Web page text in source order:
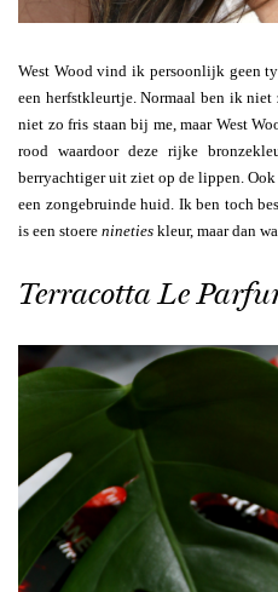
West Wood vind ik persoonlijk geen
een herfstkleurtje. Normaal ben ik
niet zo fris staan bij me, maar West
rood waardoor deze rijke
berryachtiger uit ziet op de lippen.
een zongebruinde huid. Ik ben toch
is een stoere nineties kleur, maar dan
Terracotta Le